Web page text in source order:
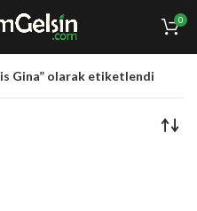
0
Gina” olarak etiketlendi